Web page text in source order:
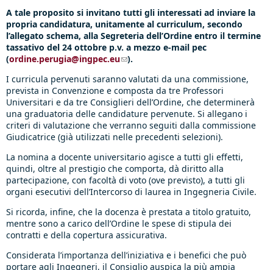
A tale proposito si invitano tutti gli interessati ad inviare la
propria candidatura, unitamente al curriculum, secondo
l’allegato schema, alla Segreteria dell’Ordine entro il termine
tassativo del 24 ottobre p.v. a mezzo e-mail pec
(ordine.perugia@ingpec.eu(link sends e-mail)
).
I curricula pervenuti saranno valutati da una commissione,
prevista in Convenzione e composta da tre Professori
Universitari e da tre Consiglieri dell’Ordine, che determinerà
una graduatoria delle candidature pervenute. Si allegano i
criteri di valutazione che verranno seguiti dalla commissione
Giudicatrice (già utilizzati nelle precedenti selezioni).
La nomina a docente universitario agisce a tutti gli effetti,
quindi, oltre al prestigio che comporta, dà diritto alla
partecipazione, con facoltà di voto (ove previsto), a tutti gli
organi esecutivi dell’Intercorso di laurea in Ingegneria Civile.
Si ricorda, infine, che la docenza è prestata a titolo gratuito,
mentre sono a carico dell’Ordine le spese di stipula dei
contratti e della copertura assicurativa.
Considerata l’importanza dell’iniziativa e i benefici che può
portare agli Ingegneri, il Consiglio auspica la più ampia